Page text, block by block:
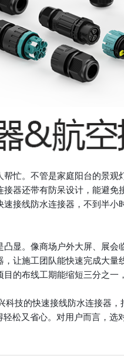
忙。不管是家庭阳台的景观
器还带有防呆设计，能避
接线防水连接器，不到半小
显。像商场户外大屏、展会
让施工团队能快速完成大量
的布线工期能缩短三分之一
科技的快速接线防水连接器
松又省心。对用户而言，选